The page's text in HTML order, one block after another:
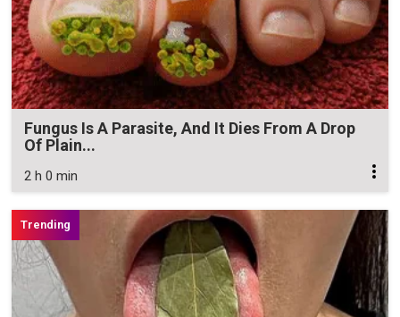
Fungus Is A Parasite, And It Dies From A Drop
Of Plain...
2 h 0 min